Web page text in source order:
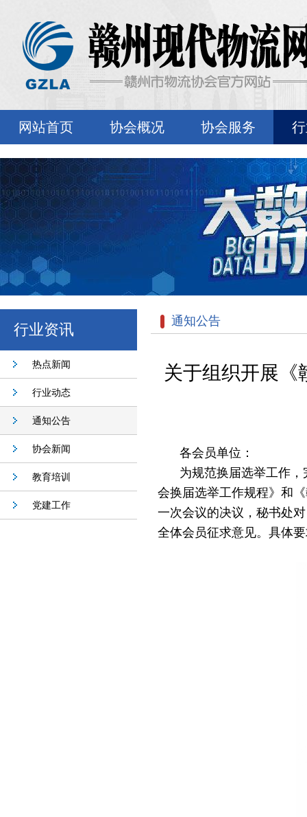
网站首页 协会概况 协会服务
行业资讯
热点新闻
行业动态
通知公告
协会新闻
教育培训
党建工作
通知公告
关于组织开展《
各会员单位 ：
为规范换届选举工作
会换届选举工作规程》 和
一次会议的决议， 秘书处
全体会员征求意见。具体